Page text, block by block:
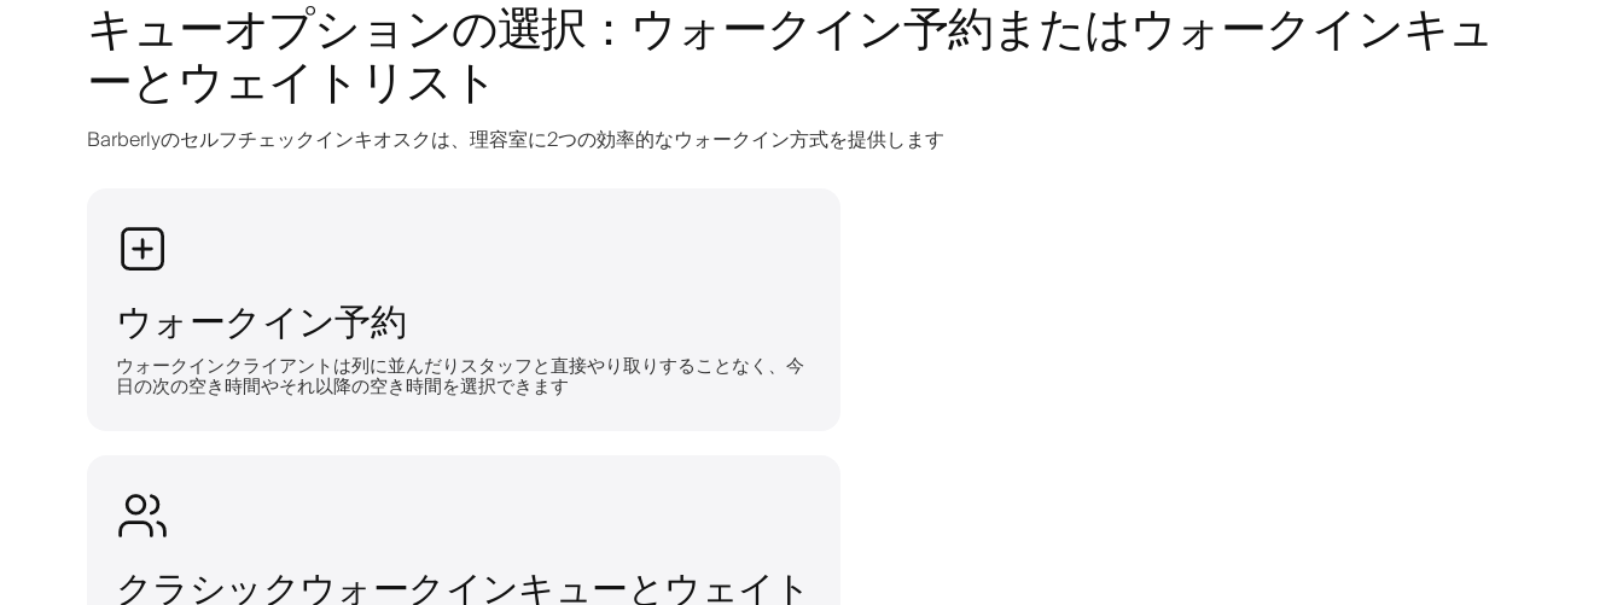
キューオプションの選択：ウォークイン予約またはウォークインキュ
ーとウェイトリスト
Barberlyのセルフチェックインキオスクは、理容室に2つの効率的なウォークイン方式を提供します
ウォークイン予約
ウォークインクライアントは列に並んだりスタッフと直接やり取りすることなく、今
日の次の空き時間やそれ以降の空き時間を選択できます
クラシックウォークインキューとウェイト